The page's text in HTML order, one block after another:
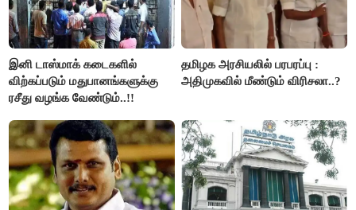
இனி டாஸ்மாக் கடைகளில்
விற்கப்படும் மதுபானங்களுக்கு
ரசீது வழங்க வேண்டும்..!!
தமிழக அரசியலில் பரபரப்பு :
அதிமுகவில் மீண்டும் விரிசலா..?